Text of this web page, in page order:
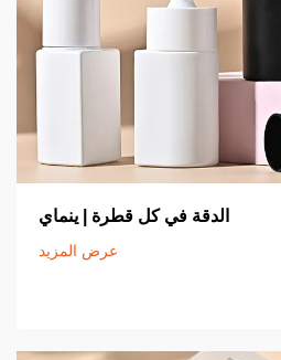
الدقة في كل قطرة | ينماي
عرض المزيد